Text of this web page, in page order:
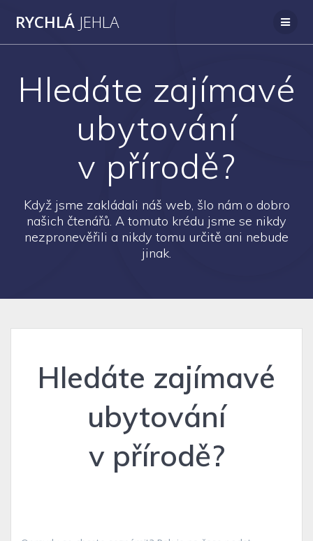
RYCHLÁ JEHLA
Hledáte zajímavé
ubytování
v přírodě?
Když jsme zakládali náš web, šlo nám o dobro
našich čtenářů. A tomuto krédu jsme se nikdy
nezpronevěřili a nikdy tomu určitě ani nebude
jinak.
Hledáte zajímavé
ubytování
v přírodě?